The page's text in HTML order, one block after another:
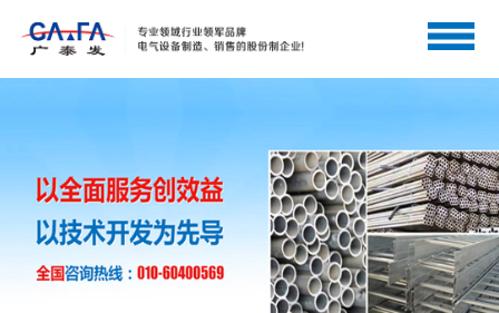
网站首页
产品中心
工程案例
企业资质
新闻中心